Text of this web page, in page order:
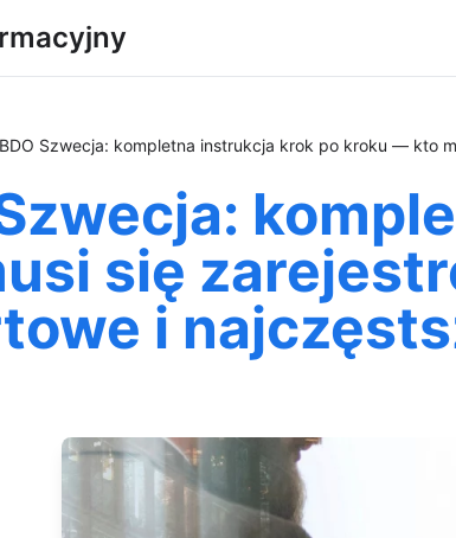
BDO Szwecja: kompletna instrukcja krok po kroku — kto
się
i